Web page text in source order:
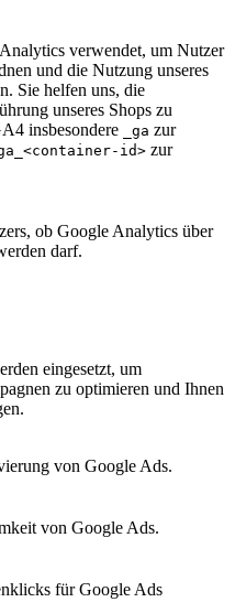
verwendet, um Nutzer
und die Nutzung unseres
Sie helfen uns, die
unseres Shops zu
insbesondere
_ga zur
id> zur
ob Google Analytics über
darf.
eingesetzt, um
zu optimieren und Ihnen
von Google Ads.
von Google Ads.
für Google Ads